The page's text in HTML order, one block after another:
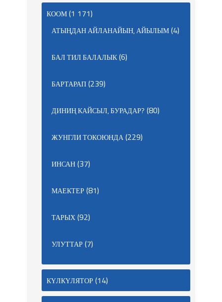
КООМ(1 171)
АТЫҢДАН АЙЛАНАЙЫН, АЙЫЛЫМ(4)
БАЛ ТИЛ БАЛАЛЫК(6)
БАРТАРАП(239)
ДИНИҢ КАЙСЫЛ, БУРАДАР? (80)
ЖУНГЛИ ТОКОЮНДА(229)
ИНСАН(37)
МАЕКТЕР(81)
ТАРЫХ(92)
УЛУТТАР(7)
КҮЛКҮЛЯТОР(14)